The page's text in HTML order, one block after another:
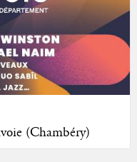
(Chambéry)